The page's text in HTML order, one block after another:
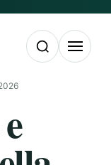
Apri la ricerca
Apri il